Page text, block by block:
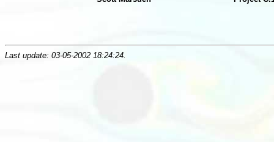
Last update: 03-05-2002 18:24:24.